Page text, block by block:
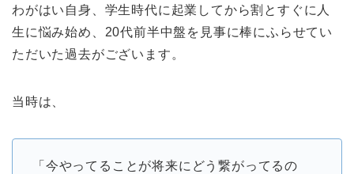
わがはい自身、学生時代に起業してから割とすぐに人
生に悩み始め、20代前半中盤を見事に棒にふらせてい
ただいた過去がございます。
当時は、
「今やってることが将来にどう繋がってるの